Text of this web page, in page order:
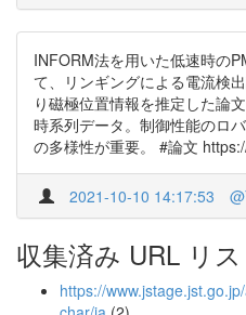
INFORM法を用いた低速時の
て、リンギングによる電流検
り磁極位置情報を推定した論
時系列データ。制御性能のロ
の多様性が重要。 #論文
2021-10-10 14:17:53
収集済み URL リス
https://